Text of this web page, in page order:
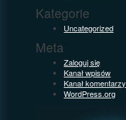
Kategorie
Uncategorized
Meta
Zaloguj się
Kanał wpisów
Kanał komentarzy
WordPress.org